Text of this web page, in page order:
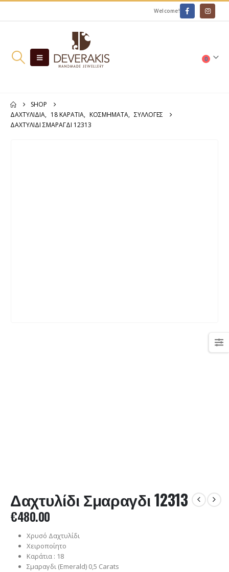
Welcome!
0
SHOP
ΔΑΧΤΥΛΊΔΙΑ, 18 ΚΑΡΆΤΙΑ, ΚΟΣΜΗΜΑΤΑ, ΣΥΛΛΟΓΕΣ
ΔΑΧΤΥΛΊΔΙ ΣΜΑΡΑΓΔΙ 12313
Δαχτυλίδι Σμαραγδι 12313
€480.00
Χρυσό Δαχτυλίδι
Χειροποίητο
Καράτια : 18
Σμαραγδι (Emerald) 0,5 Carats